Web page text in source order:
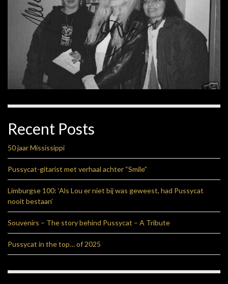
Recent Posts
50 jaar Mississippi
Pussycat-gitarist met verhaal achter “Smile”
Limburgse 100: ‘Als Lou er niet bij was geweest, had Pussycat
nooit bestaan’
Souvenirs – The story behind Pussycat – A Tribute
Pussycat in the top… of 2025